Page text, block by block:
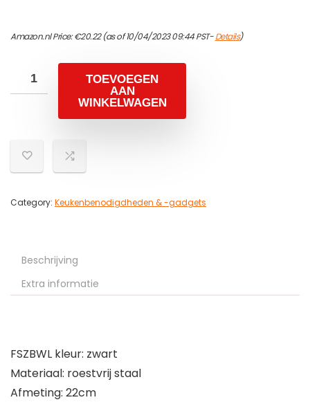
Amazon.nl Price:€20.22(as of 10/04/2023 09:44 PST-Details)
TOEVOEGEN
AAN
WINKELWAGEN
Category: Keukenbenodigdheden & -gadgets
Beschrijving
Extra informatie
FSZBWL kleur: zwart
Materiaal: roestvrij staal
Afmeting: 22cm